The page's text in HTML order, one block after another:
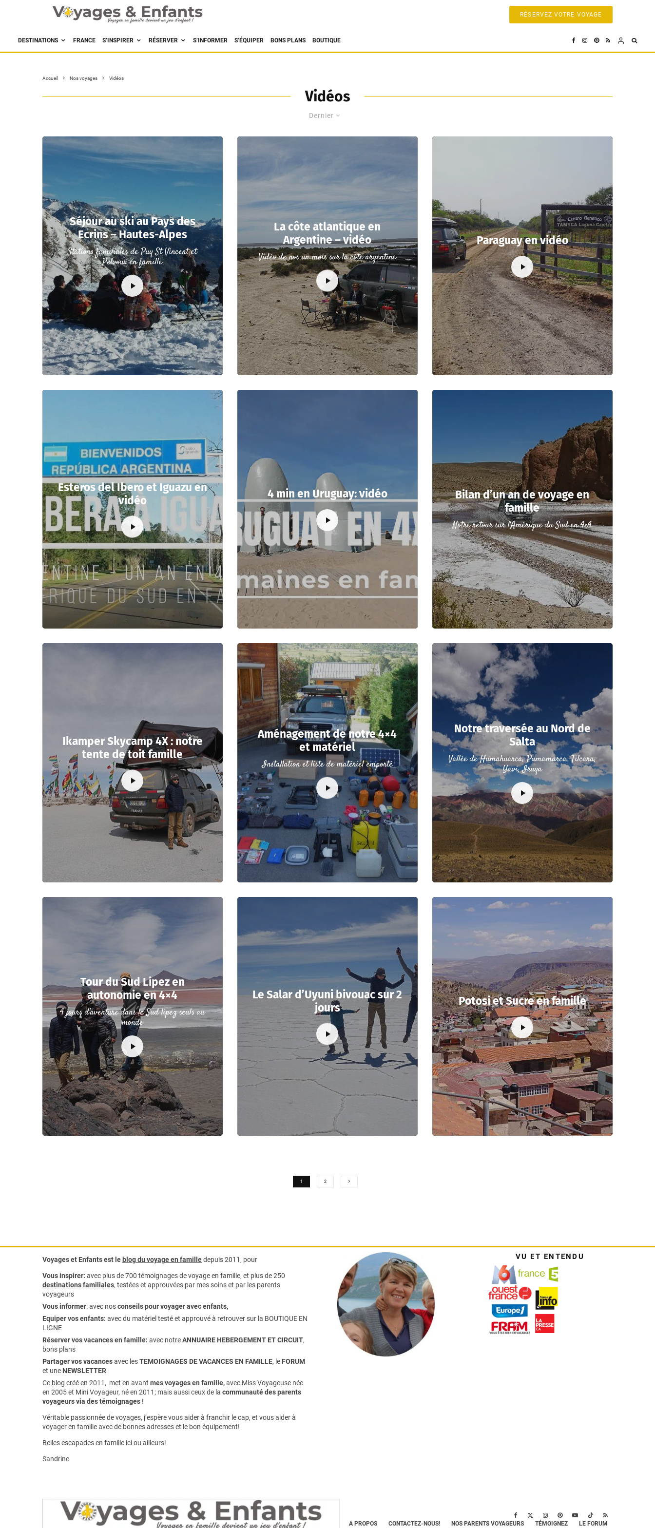
RÉSERVEZ VOTRE VOYAGE
DESTINATIONS FRANCE S’INSPIRER RÉSERVER S’INFORMER S’ÉQUIPER BONS PLANS BOUTIQUE
Accueil Nos voyages Vidéos
Vidéos
Dernier
Séjour au ski au Pays des
Ecrins – Hautes-Alpes
Stations familiales de Puy St Vincent et
Pelvoux en famille
La côte atlantique en
Argentine – vidéo
Vidéo de nos un mois sur la côte argentine
Paraguay en vidéo
Esteros del Ibero et Iguazu en
vidéo
4 min en Uruguay: vidéo
Bilan d’un an de voyage en
famille
Notre retour sur l'Amérique du Sud en 4x4
Ikamper Skycamp 4X : notre
tente de toit famille
Aménagement de notre 4×4
et matériel
Installation et liste de matériel emporté
Notre traversée au Nord de
Salta
Vallée de Humahuarca, Pumamarca, Tilcara,
Yavi, Iruya
Tour du Sud Lipez en
autonomie en 4×4
4 jours d'aventure dans le Sud lipez seuls au
monde
Le Salar d’Uyuni bivouac sur 2
jours
Potosi et Sucre en famille
1 2
Voyages et Enfants est le blog du voyage en familledepuis 2011, pour
Vous inspirer: avec plus de 700 témoignages devoyage en famille, et plus de 250
destinations familiales, testées et approuvées par mes soins et par les parents
voyageurs
Vous informer:avec nosconseils pour voyager avec enfants,
Equiper vos enfants: avec du matériel testé et approuvé à retrouver sur la BOUTIQUE EN
LIGNE
Réserver vos vacances en famille: avec notreANNUAIRE HEBERGEMENT ET CIRCUIT,
bons plans
Partager vos vacancesavec lesTEMOIGNAGES DE VACANCES EN FAMILLE, le FORUM
et une NEWSLETTER
Ce blog créé en 2011, met en avant mes voyages en famille,avec Miss Voyageuse née
en 2005 et Mini Voyageur, né en 2011; mais aussi ceux de la communauté des parents
voyageurs via des témoignages !
Véritable passionnée de voyages, j’espère vous aider à franchir le cap, et vous aider à
voyager en famille avec de bonnes adresses et le bon équipement!
Belles escapades en famille ici ou ailleurs!
Sandrine
VU ET ENTENDU
A PROPOS CONTACTEZ-NOUS! NOS PARENTS VOYAGEURS TÉMOIGNEZ LE FORUM